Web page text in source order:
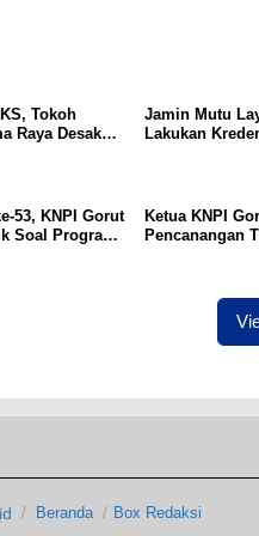
Tokoh
Raya Desak
Jamin Mutu
Lakukan
53, KNPI Gorut
Soal Program
Ketua KNPI
Pencanangan
Beranda Box Redaksi